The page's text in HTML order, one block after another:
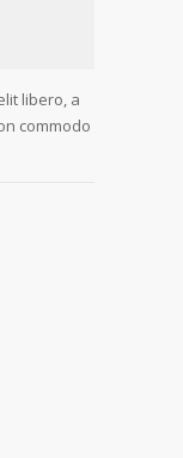
libero, a
commodo